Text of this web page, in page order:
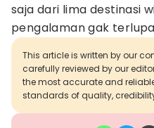
saja dari lima destinasi
pengalaman gak
This article is written by our
carefully reviewed by our
the most accurate and
standards of quality,